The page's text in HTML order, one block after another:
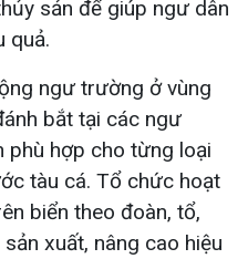
sản để giúp ngư dân
quả.
ngư trường ở vùng
bắt tại các ngư
hợp cho từng loại
tàu cá. Tổ chức hoạt
biển theo đoàn, tổ,
xuất, nâng cao hiệu